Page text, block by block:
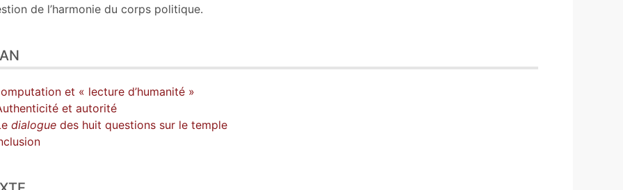
de l’harmonie du corps politique.
et « lecture d’humanité »
et autorité
dialogue des huit questions sur le temple